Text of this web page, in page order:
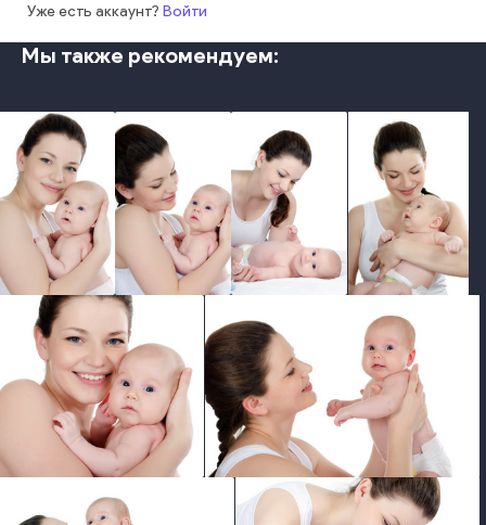
Уже есть аккаунт? Войти
Мы также рекомендуем:
photo photo photo photo
photo photo